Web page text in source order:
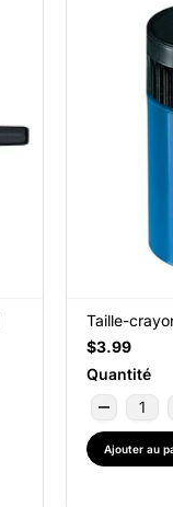
Taille-
$3.99
Quantité
Ajouter au